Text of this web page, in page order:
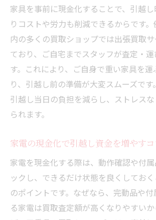
家具を事前に現金化することで、引越
りコストや労力も削減できるからです
内の多くの買取ショップでは出張買取
ており、ご自宅までスタッフが査定・
す。これにより、ご自身で重い家具を
り、引越し前の準備が大変スムーズです
引越し当日の負担を減らし、ストレス
られます。
家電の現金化で引越し資金を増やすコ
家電を現金化する際は、動作確認や付
ックし、できるだけ状態を良くしてお
のポイントです。なぜなら、完動品や
る家電は買取査定額が高くなりやすい